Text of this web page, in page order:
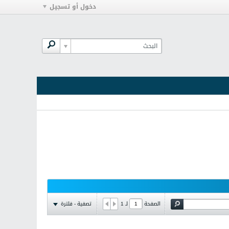
دخول أو تسجيل
الصفحة لـ1 تصفية - فلترة